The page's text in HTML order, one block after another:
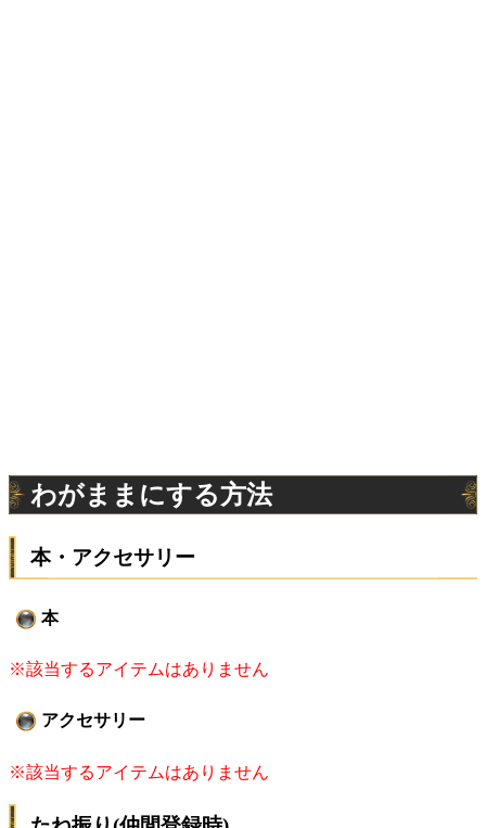
わがままにする方法
本・アクセサリー
本
※該当するアイテムはありません
アクセサリー
※該当するアイテムはありません